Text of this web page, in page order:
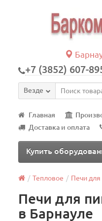
+7 (3852) 607-
Везде
Главная
Доставка и оплата
Купить
Тепловое Печи
Печи для
в Барнауле